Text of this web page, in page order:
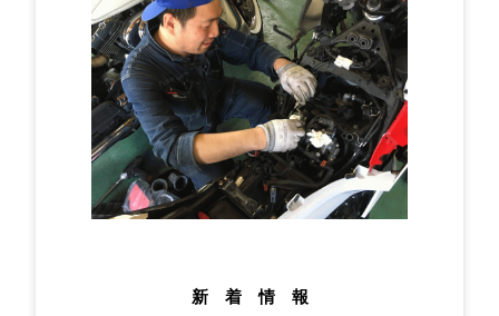
新 着 情 報